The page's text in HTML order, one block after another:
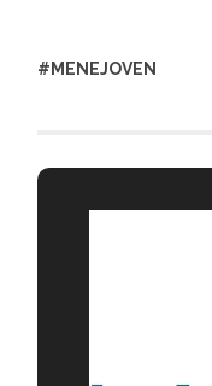
#MENEJOVEN